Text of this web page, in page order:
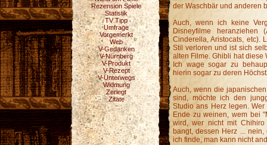
Rezension Spiele
Statistik
TV Tipp
Umfrage
Vorgemerkt
Web
V-Gedanken
V-Nürnberg
V-Produkt
V-Rezept
V-Unterwegs
Widmung
Zerlegt
Zitate
der Waschbär und anderen
Auch, wenn ich keine
Disneyfilme
Cinderella, Aristocats, etc).
Stil verloren und ist sich
alten Filme. Ghibli hat diese
Ich wage sogar zu
hierin sogar zu deren
Auch, wenn die
sind, möchte ich den
Studio ans Herz legen.
Ende zu weinen, wem bei
wird, wer nicht mit
bangt, dessen Herz ...
ich finde, man kann nicht